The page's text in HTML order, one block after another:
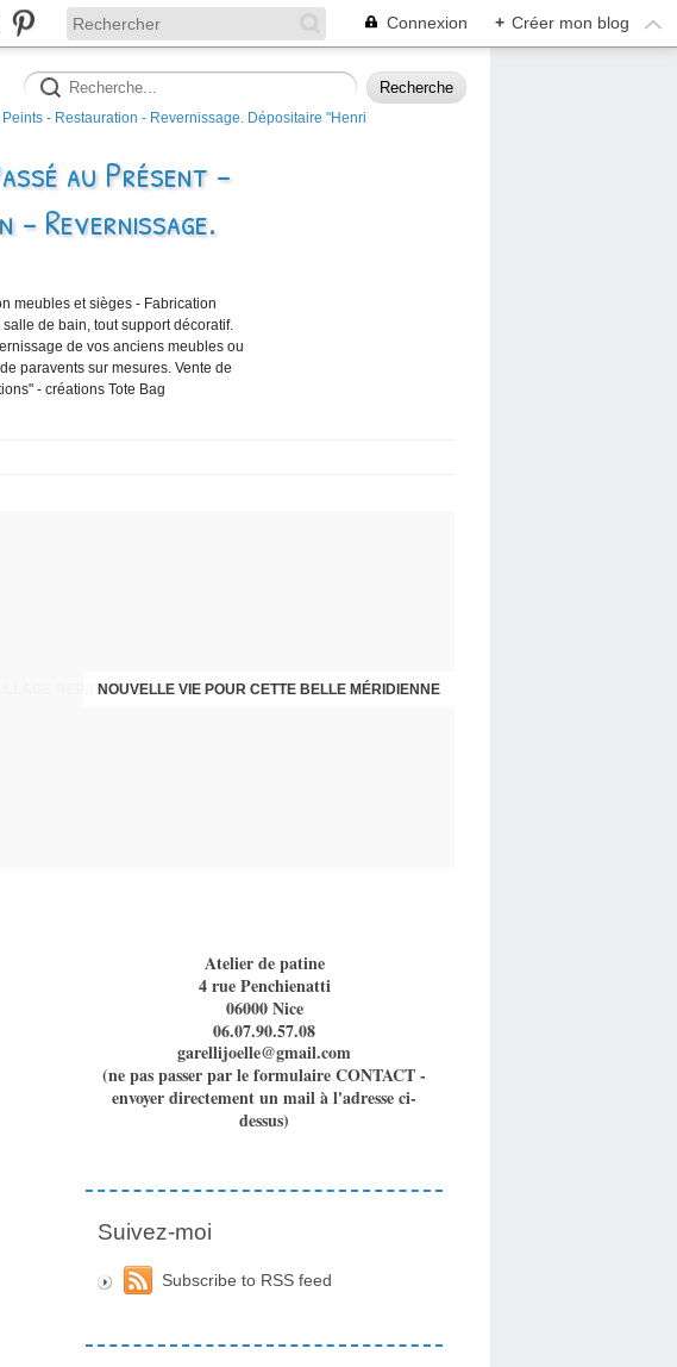
Connexion + Créer mon blog
au Présent -
Revernissage.
meubles et sièges - Fabrication
de bain, tout support décoratif.
de vos anciens meubles ou
paravents sur mesures. Vente de
- créations Tote Bag
NOUVELLE VIE POUR CETTE BELLE MÉRIDIENNE
RÉPARATION CHAISES ET FAUTEUIL PAR SPÉCIALISTE
Atelier de patine
4 rue Penchienatti
06000 Nice
06.07.90.57.08
garellijoelle@gmail.com
(ne pas passer par le formulaire CONTACT -
envoyer directement un mail à l'adresse ci-
dessus)
Suivez-moi
Subscribe to RSS feed